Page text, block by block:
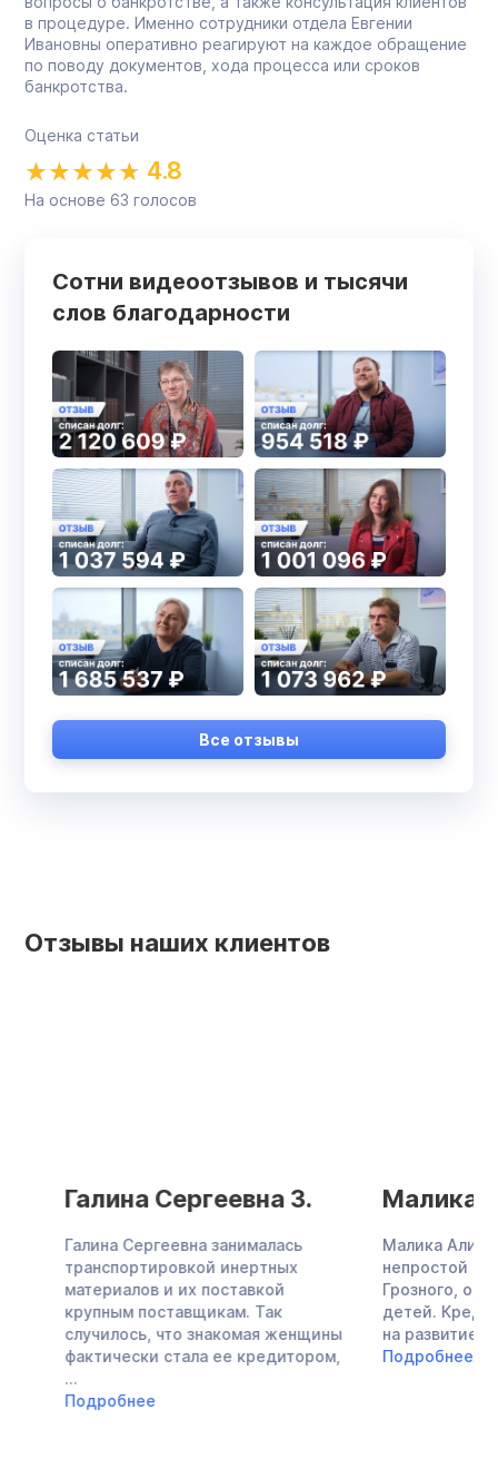
в процедуре. Именно сотрудники отдела Евгении
Ивановны оперативно реагируют на каждое обращение
по поводу документов, хода процесса или сроков
банкротства.
Оценка статьи
4.8
На основе 63 голосов
Сотни видеоотзывов и тысячи
слов благодарности
Все отзывы
Отзывы наших клиентов
Галина Сергеевна З.
Галина Сергеевна занималась
транспортировкой инертных
материалов и их поставкой
крупным поставщикам. Так
случилось, что знакомая женщины
фактически стала ее кредитором,
Подробнее
Малика
Малика Алиевна
непростой
Грозного, одна
детей. Кредиты в
на развитие
Подробнее